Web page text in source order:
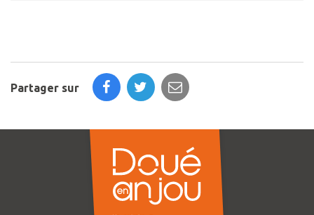
Partager sur